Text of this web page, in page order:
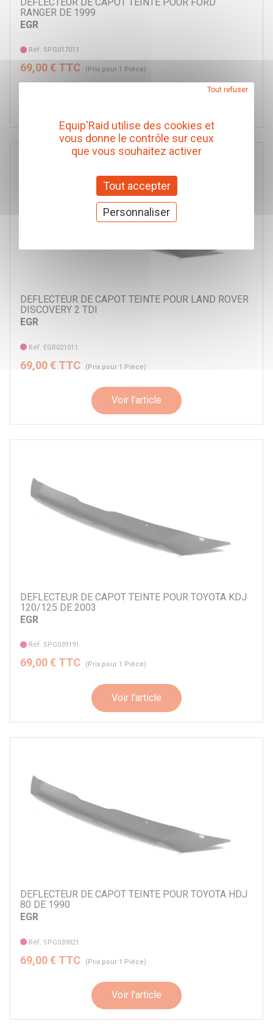
RANGER DE 1999
EGR
Réf. SPG017011
69,00 € TTC (Prix pour 1 Pièce)
DEFLECTEUR DE CAPOT TEINTE POUR LAND ROVER
DISCOVERY 2 TDI
EGR
Réf. EGR021011
69,00 € TTC (Prix pour 1 Pièce)
Voir l'article
DEFLECTEUR DE CAPOT TEINTE POUR TOYOTA KDJ
120/125 DE 2003
EGR
Réf. SPG039191
69,00 € TTC (Prix pour 1 Pièce)
Voir l'article
DEFLECTEUR DE CAPOT TEINTE POUR TOYOTA HDJ
80 DE 1990
EGR
Réf. SPG039021
69,00 € TTC (Prix pour 1 Pièce)
Voir l'article
Equip'Raid utilise des cookies et
vous donne le contrôle sur ceux
que vous souhaitez activer
Tout accepter
Tout refuser
Personnaliser